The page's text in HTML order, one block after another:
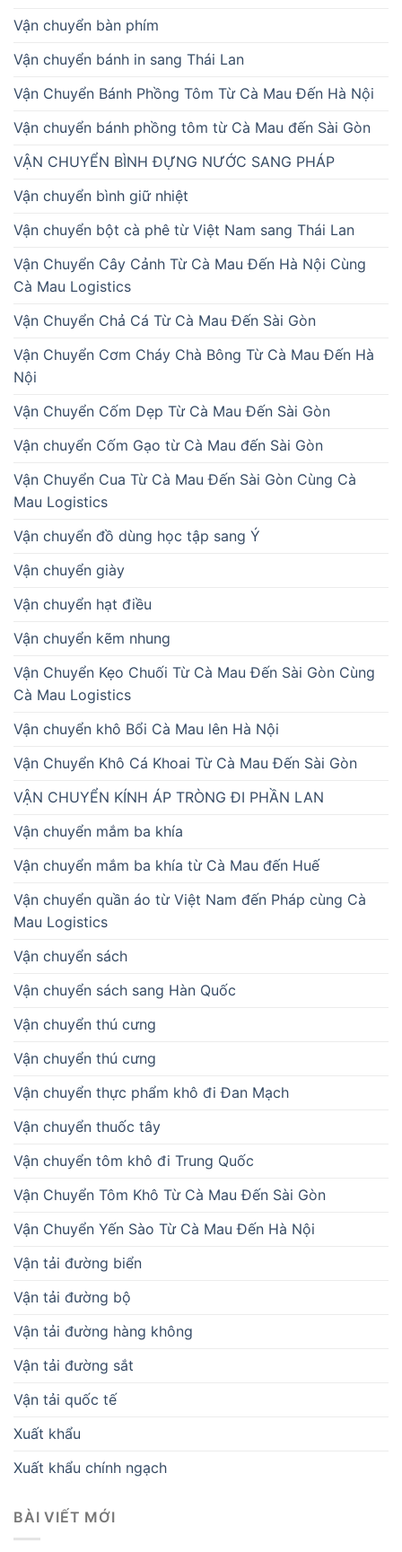
Vận chuyển bàn phím
Vận chuyển bánh in sang Thái Lan
Vận Chuyển Bánh Phồng Tôm Từ Cà Mau Đến Hà Nội
Vận chuyển bánh phồng tôm từ Cà Mau đến Sài Gòn
VẬN CHUYỂN BÌNH ĐỰNG NƯỚC SANG PHÁP
Vận chuyển bình giữ nhiệt
Vận chuyển bột cà phê từ Việt Nam sang Thái Lan
Vận Chuyển Cây Cảnh Từ Cà Mau Đến Hà Nội Cùng
Cà Mau Logistics
Vận Chuyển Chả Cá Từ Cà Mau Đến Sài Gòn
Vận Chuyển Cơm Cháy Chà Bông Từ Cà Mau Đến Hà
Nội
Vận Chuyển Cốm Dẹp Từ Cà Mau Đến Sài Gòn
Vận chuyển Cốm Gạo từ Cà Mau đến Sài Gòn
Vận Chuyển Cua Từ Cà Mau Đến Sài Gòn Cùng Cà
Mau Logistics
Vận chuyển đồ dùng học tập sang Ý
Vận chuyển giày
Vận chuyển hạt điều
Vận chuyển kẽm nhung
Vận Chuyển Kẹo Chuối Từ Cà Mau Đến Sài Gòn Cùng
Cà Mau Logistics
Vận chuyển khô Bổi Cà Mau lên Hà Nội
Vận Chuyển Khô Cá Khoai Từ Cà Mau Đến Sài Gòn
VẬN CHUYỂN KÍNH ÁP TRÒNG ĐI PHẦN LAN
Vận chuyển mắm ba khía
Vận chuyển mắm ba khía từ Cà Mau đến Huế
Vận chuyển quần áo từ Việt Nam đến Pháp cùng Cà
Mau Logistics
Vận chuyển sách
Vận chuyển sách sang Hàn Quốc
Vận chuyển thú cưng
Vận chuyển thú cưng
Vận chuyển thực phẩm khô đi Đan Mạch
Vận chuyển thuốc tây
Vận chuyển tôm khô đi Trung Quốc
Vận Chuyển Tôm Khô Từ Cà Mau Đến Sài Gòn
Vận Chuyển Yến Sào Từ Cà Mau Đến Hà Nội
Vận tải đường biển
Vận tải đường bộ
Vận tải đường hàng không
Vận tải đường sắt
Vận tải quốc tế
Xuất khẩu
Xuất khẩu chính ngạch
BÀI VIẾT MỚI